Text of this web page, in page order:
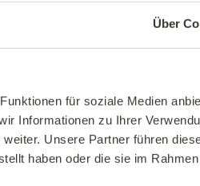
Über
für soziale Medien
Informationen zu Ihrer
Unsere Partner führen
haben oder die sie im
finden Sie unsere
im In- und Ausland nach